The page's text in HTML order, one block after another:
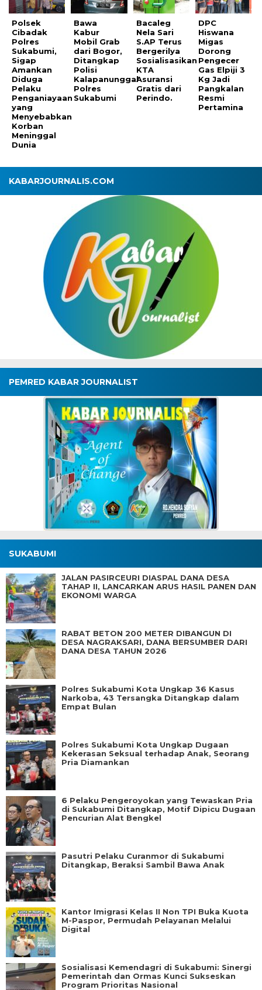
Polsek
Cibadak
Polres
Sukabumi,
Sigap
Amankan
Diduga
Pelaku
Penganiayaan
yang
Menyebabkan
Korban
Meninggal
Dunia
Bawa
Kabur
Mobil Grab
dari Bogor,
Ditangkap
Polisi
Kalapanunggal
Polres
Sukabumi
Bacaleg
Nela Sari
S.AP Terus
Bergerilya
Sosialisasikan
KTA
Asuransi
Gratis dari
Perindo.
DPC
Hiswana
Migas
Dorong
Pengecer
Gas Elpiji 3
Kg Jadi
Pangkalan
Resmi
Pertamina
KABARJOURNALIS.COM
PEMRED KABAR JOURNALIST
SUKABUMI
JALAN PASIRCEURI DIASPAL DANA DESA
TAHAP II, LANCARKAN ARUS HASIL PANEN DAN
EKONOMI WARGA
RABAT BETON 200 METER DIBANGUN DI
DESA NAGRAKSARI, DANA BERSUMBER DARI
DANA DESA TAHUN 2026
Polres Sukabumi Kota Ungkap 36 Kasus
Narkoba, 43 Tersangka Ditangkap dalam
Empat Bulan
Polres Sukabumi Kota Ungkap Dugaan
Kekerasan Seksual terhadap Anak, Seorang
Pria Diamankan
6 Pelaku Pengeroyokan yang Tewaskan Pria
di Sukabumi Ditangkap, Motif Dipicu Dugaan
Pencurian Alat Bengkel
Pasutri Pelaku Curanmor di Sukabumi
Ditangkap, Beraksi Sambil Bawa Anak
Kantor Imigrasi Kelas II Non TPI Buka Kuota
M-Paspor, Permudah Pelayanan Melalui
Digital
Sosialisasi Kemendagri di Sukabumi: Sinergi
Pemerintah dan Ormas Kunci Sukseskan
Program Prioritas Nasional